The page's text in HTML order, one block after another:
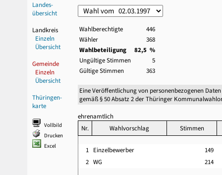
Landes-
übersicht
Landkreis
Einzeln
Übersicht
Gemeinde
Einzeln
Übersicht
Thüringen-
karte
Vollbild
Drucken
Excel
Wahlberechtigte
446
Wähler
368
Wahlbeteiligung
82,5 %
Ungültige Stimmen
5
Gültige Stimmen
363
Eine Veröffentlichung von personenbezogenen
gemäß § 50 Absatz 2 der Thüringer
ehrenamtlich
Nr.
Wahlvorschlag Stimmen
1 Einzelbewerber
149
2 WG 214